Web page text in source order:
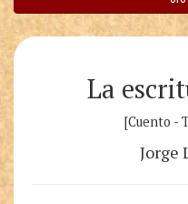
La
[Cuento -
Jorge